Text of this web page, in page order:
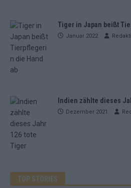
Tiger in Japan beißt
Januar 2022
Indien zählte dieses
Dezember 2021
TOP STORIES